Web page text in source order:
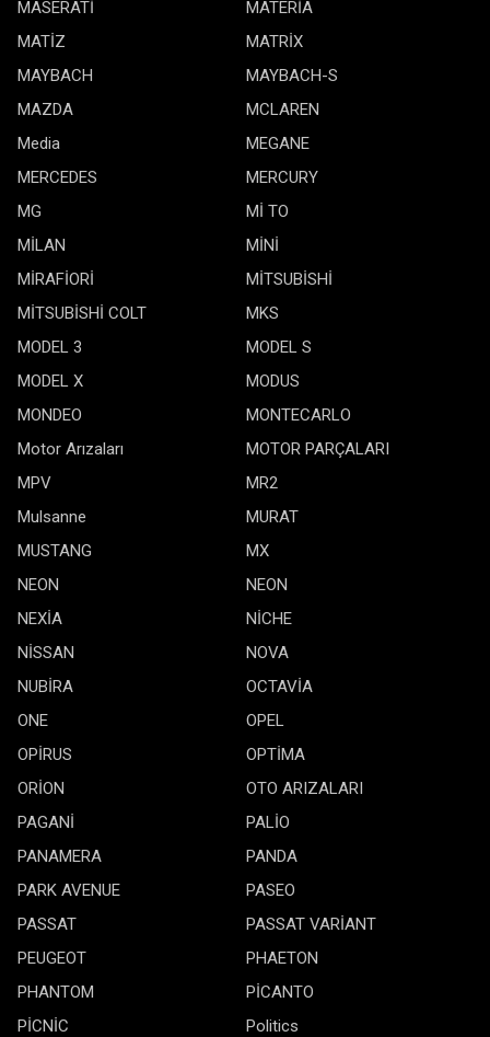
MASERATİ
MATERİA
MATİZ
MATRİX
MAYBACH
MAYBACH-S
MAZDA
MCLAREN
Media
MEGANE
MERCEDES
MERCURY
MG
Mİ TO
MİLAN
MİNİ
MİRAFİORİ
MİTSUBİSHİ
MİTSUBİSHİ COLT
MKS
MODEL 3
MODEL S
MODEL X
MODUS
MONDEO
MONTECARLO
Motor Arızaları
MOTOR PARÇALARI
MPV
MR2
Mulsanne
MURAT
MUSTANG
MX
NEON
NEON
NEXİA
NİCHE
NİSSAN
NOVA
NUBİRA
OCTAVİA
ONE
OPEL
OPİRUS
OPTİMA
ORİON
OTO ARIZALARI
PAGANİ
PALİO
PANAMERA
PANDA
PARK AVENUE
PASEO
PASSAT
PASSAT VARİANT
PEUGEOT
PHAETON
PHANTOM
PİCANTO
PİCNİC
Politics